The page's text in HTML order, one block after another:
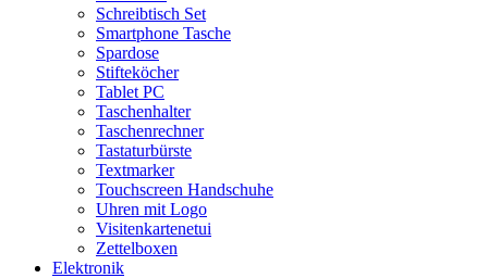
Schreibtisch Set
Smartphone Tasche
Spardose
Stifteköcher
Tablet PC
Taschenhalter
Taschenrechner
Tastaturbürste
Textmarker
Touchscreen Handschuhe
Uhren mit Logo
Visitenkartenetui
Zettelboxen
Elektronik